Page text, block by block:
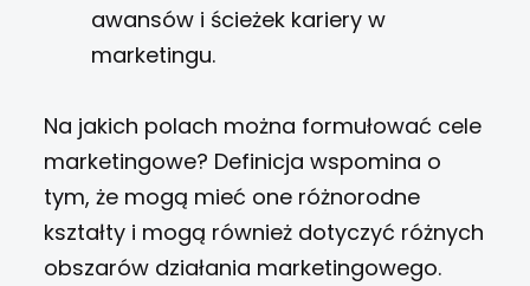
awansów i ścieżek kariery w
marketingu.
Na jakich polach można formułować cele
marketingowe? Definicja wspomina o
tym, że mogą mieć one różnorodne
kształty i mogą również dotyczyć różnych
obszarów działania marketingowego.